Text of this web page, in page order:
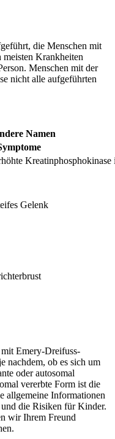
die Menschen mit
Krankheiten
Menschen mit der
nicht alle aufgeführten
Namen
Gelenk
Emery-Dreifuss-
nachdem, ob es sich um
oder autosomal
vererbte Form ist die
allgemeine Informationen
die Risiken für Kinder.
wir Ihrem Freund